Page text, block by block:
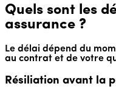
Quels sont les
assurance ?
Le délai dépend du
au contrat et de votre
Résiliation avant la